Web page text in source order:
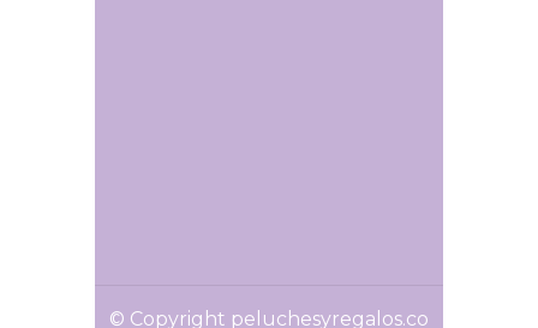
© Copyright peluchesyregalos.co